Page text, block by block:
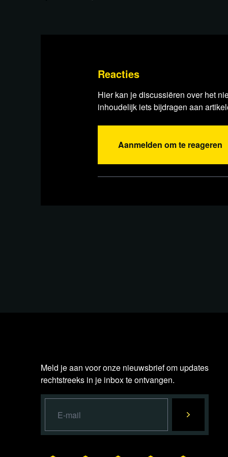
Lees
Reacties
Hier kan je discussiëren over het
inhoudelijk iets bijdragen aan
Aanmelden om te reageren
Meld je aan voor onze nieuwsbrief om updates
rechtstreeks in je inbox te ontvangen.